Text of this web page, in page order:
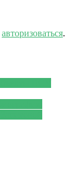
авторизоваться.